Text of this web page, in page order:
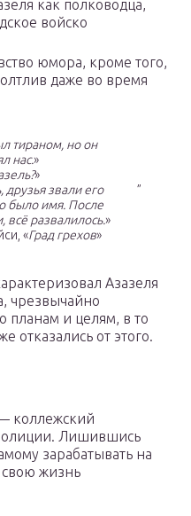
как полководца,
войско
юмора, кроме того,
даже во время
тираном, но он
нас.»
»
звали его
было имя. После
всё развалилось.»
«Град грехов»
”
Азазеля
чрезвычайно
планам и целям, в то
отказались от этого.
коллежский
Лишившись
зарабатывать на
свою жизнь